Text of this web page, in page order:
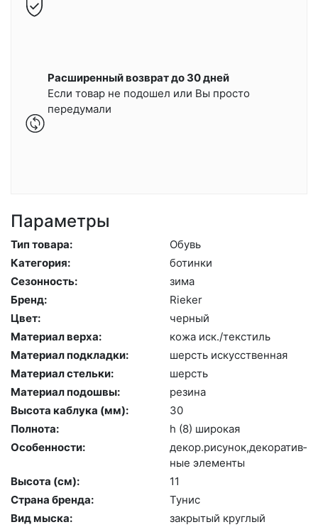
Расширенный возврат до 30 дней
Если товар не подошел или Вы просто
передумали
Параметры
Тип товара:
Обувь
Категория:
бо­тин­ки
Сезонность:
зи­ма
Бренд:
Ri­eker
Цвет:
чер­ный
Материал верха:
ко­жа иск./текс­тиль
Материал подкладки:
шерсть ис­кусс­твен­ная
Материал стельки:
шерсть
Материал подошвы:
ре­зина
Высота каблука (мм):
30
Полнота:
h (8) ши­рокая
Особенности:
де­кор.ри­сунок,де­кора­тив­
ные эле­мен­ты
Высота (cм):
11
Страна бренда:
Ту­нис
Вид мыска:
зак­ры­тый круг­лый